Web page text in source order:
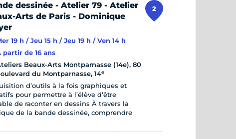
2
dessinée - Atelier 79 - Atelier
Arts de Paris - Dominique
19 h / Jeu 15 h / Jeu 19 h / Ven 14 h
partir de 16 ans
Beaux-Arts Montparnasse (14e), 80
du Montparnasse, 14e
d’outils à la fois graphiques et
pour permettre à l’élève d’être
de raconter en dessins À travers la
de la bande dessinée, comprendre